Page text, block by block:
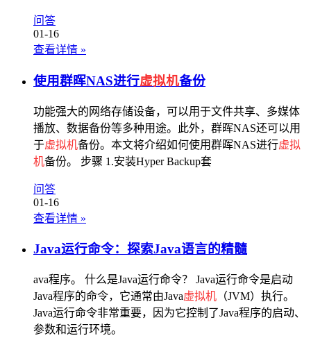
问答
01-16
查看详情 »
使用群晖NAS进行虚拟机备份
功能强大的网络存储设备，可以用于文件共享、多媒体
播放、数据备份等多种用途。此外，群晖NAS还可以用
于虚拟机备份。本文将介绍如何使用群晖NAS进行虚拟
机备份。 步骤 1.安装Hyper Backup套
问答
01-16
查看详情 »
Java运行命令：探索Java语言的精髓
ava程序。 什么是Java运行命令？ Java运行命令是启动
Java程序的命令，它通常由Java虚拟机 （JVM）执行。
Java运行命令非常重要，因为它控制了Java程序的启动、
参数和运行环境。